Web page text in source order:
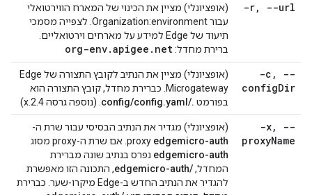
-r, --url
(אופציונלי) מציין את הכינוי של המארח הווירטואלי
עבור Organization:environment. לצפייה מסמכי
תיעוד של Edge למידע על מארחים וירטואליים.
ברירת מחדל:
org-env.apigee . net
-c ,
--
configDir
(אופציונלי) מציין את הנתיב לקובץ התצורה של Edge
Microgateway. כברירת מחדל, קובץ התצורה הוא
בפורמט ./config/config.yaml . (נוספה גרסה 2.4.x)
-x,
--
proxyName
(אופציונלי) מגדיר את הנתיב הבסיסי עבור שרת ה-
proxy edgemicro-auth
. אם שרת ה-proxy מסוג
edgemicro-auth נפרס בנתיב שונה מברירת
המחדל,/edgemicro-auth
, התכונה הזו מאפשרת
להגדיר את הנתיב החדש ב-Edge מיקרו-שער. כברירת